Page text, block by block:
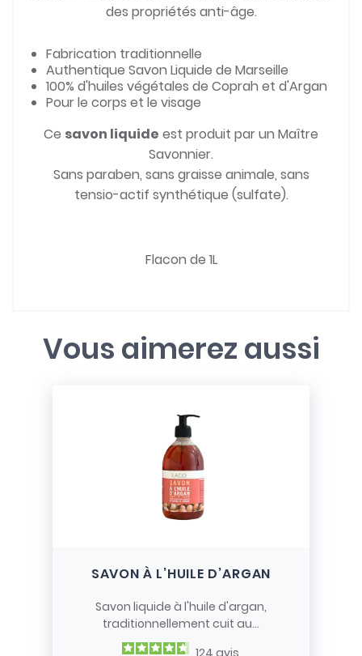
des propriétés anti-âge.
Fabrication traditionnelle
Authentique Savon Liquide de Marseille
100% d'huiles végétales de Coprah et d'Argan
Pour le corps et le visage
Ce savon liquide est produit par un Maître
Savonnier.
Sans paraben, sans graisse animale, sans
tensio-actif synthétique (sulfate).
Flacon de 1L
Vous aimerez aussi
SAVON À L’HUILE D’ARGAN
Savon liquide à l'huile d'argan,
traditionnellement cuit au...
124avis